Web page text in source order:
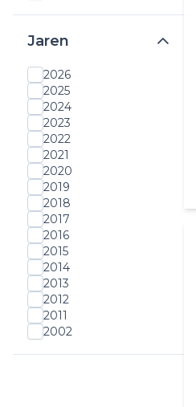
Jaren
2026
2025
2024
2023
2022
2021
2020
2019
2018
2017
2016
2015
2014
2013
2012
2011
2002